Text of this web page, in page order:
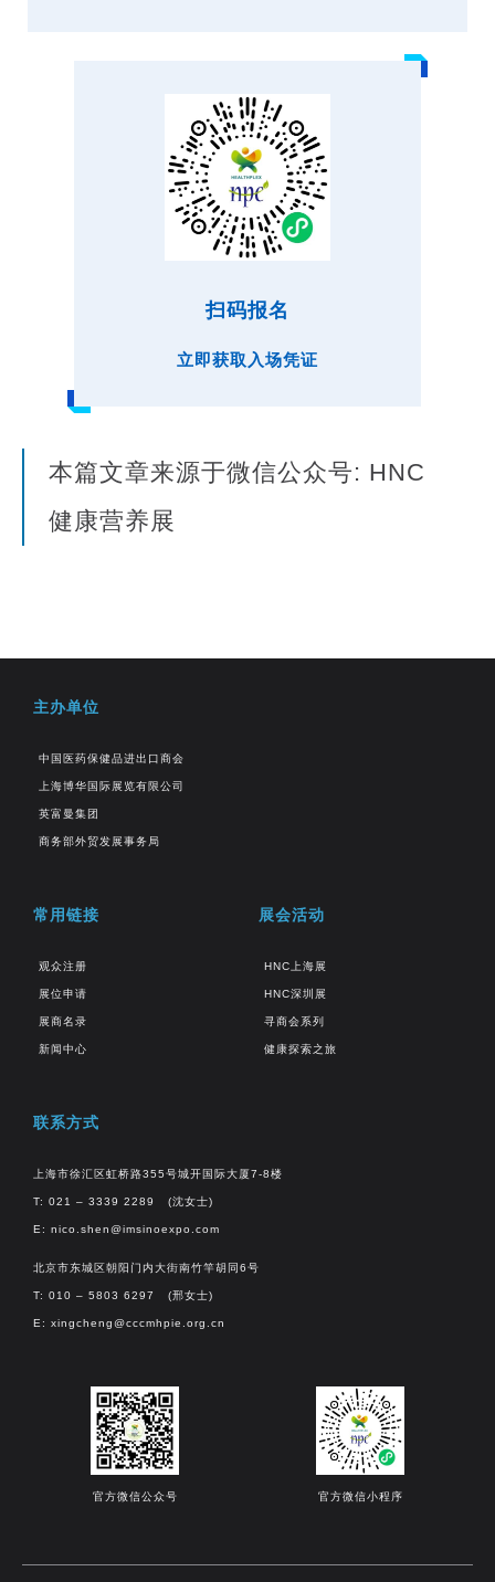
扫码报名
立即获取入场凭证
本篇文章来源于微信公众号: HNC
健康营养展
主办单位
中国医药保健品进出口商会
上海博华国际展览有限公司
英富曼集团
商务部外贸发展事务局
常用链接
观众注册
展位申请
展商名录
新闻中心
展会活动
HNC上海展
HNC深圳展
寻商会系列
健康探索之旅
联系方式
上海市徐汇区虹桥路355号城开国际大厦7-8楼
T: 021 – 3339 2289 (沈女士)
E: nico.shen@imsinoexpo.com
北京市东城区朝阳门内大街南竹竿胡同6号
T: 010 – 5803 6297 (邢女士)
E: xingcheng@cccmhpie.org.cn
官方微信公众号 官方微信小程序